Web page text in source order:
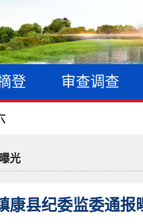
登 审查调查
光
康县纪委监委通报